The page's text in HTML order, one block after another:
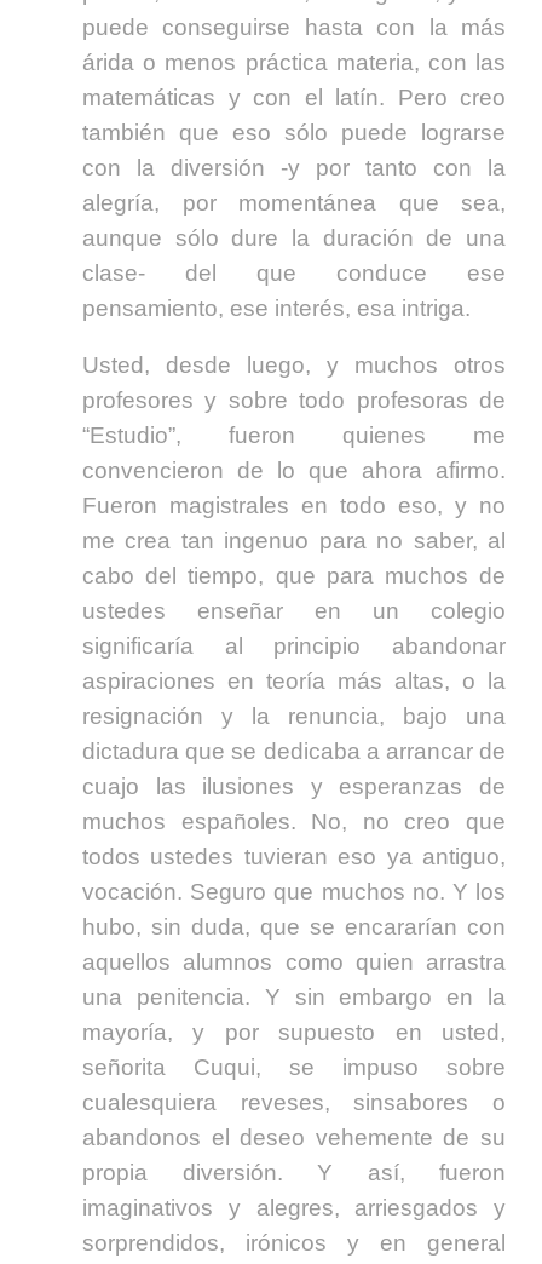
puede conseguirse hasta con la más
árida o menos práctica materia, con las
matemáticas y con el latín. Pero creo
también que eso sólo puede lograrse
con la diversión -y por tanto con la
alegría, por momentánea que sea,
aunque sólo dure la duración de una
clase- del que conduce ese
pensamiento, ese interés, esa intriga.
Usted, desde luego, y muchos otros
profesores y sobre todo profesoras de
“Estudio”, fueron quienes me
convencieron de lo que ahora afirmo.
Fueron magistrales en todo eso, y no
me crea tan ingenuo para no saber, al
cabo del tiempo, que para muchos de
ustedes enseñar en un colegio
significaría al principio abandonar
aspiraciones en teoría más altas, o la
resignación y la renuncia, bajo una
dictadura que se dedicaba a arrancar de
cuajo las ilusiones y esperanzas de
muchos españoles. No, no creo que
todos ustedes tuvieran eso ya antiguo,
vocación. Seguro que muchos no. Y los
hubo, sin duda, que se encararían con
aquellos alumnos como quien arrastra
una penitencia. Y sin embargo en la
mayoría, y por supuesto en usted,
señorita Cuqui, se impuso sobre
cualesquiera reveses, sinsabores o
abandonos el deseo vehemente de su
propia diversión. Y así, fueron
imaginativos y alegres, arriesgados y
sorprendidos, irónicos y en general